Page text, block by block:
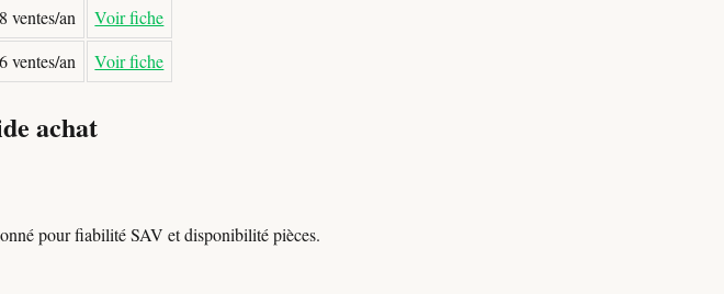
ventes/an Voir fiche
ventes/an Voir fiche
achat
pour fiabilité SAV et disponibilité pièces.